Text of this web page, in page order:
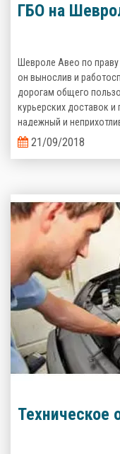
ГБО на
Шевроле Авео по
он вынослив и
дорогам общего
курьерских доставок
надежный и
его эксплуатацию еще
газобаллонного
21/09/2018
Техническое